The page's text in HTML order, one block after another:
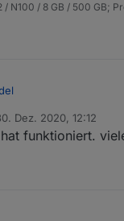
/ N100 / 8 GB / 500 GB;
Datenpunkt
idOrigin = 'hm-
Dez. 2020, 12:12
von
funktioniert.